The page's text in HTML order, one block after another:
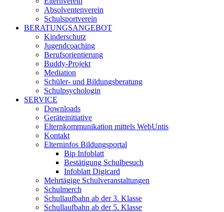
Absolventenverein
Schulsportverein
BERATUNGSANGEBOT
Kinderschutz
Jugendcoaching
Berufsorientierung
Buddy-Projekt
Mediation
Schüler- und Bildungsberatung
Schulpsychologin
SERVICE
Downloads
Geräteinitiative
Elternkommunikation mittels WebUntis
Kontakt
Elterninfos Bildungsportal
Bip Infoblatt
Bestätigung Schulbesuch
Infoblatt Digicard
Mehrtägige Schulveranstaltungen
Schulmerch
Schullaufbahn ab der 3. Klasse
Schullaufbahn ab der 5. Klasse